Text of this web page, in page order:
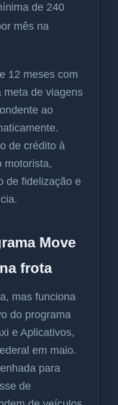
de 240
mês na
12 meses com
meta de viagens
ao
de crédito à
motorista,
de fidelização e
Move
frota
mas funciona
do programa
e Aplicativos,
em maio.
para
de